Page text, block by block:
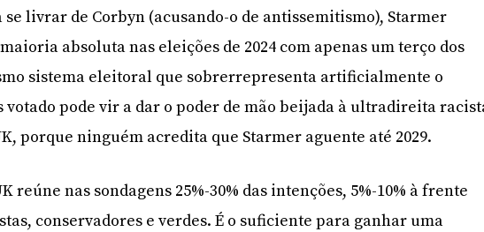
livrar de Corbyn (acusando-o de antissemitismo), Starmer
absoluta nas eleições de 2024 com apenas um terço dos
sistema eleitoral que sobrerrepresenta artificialmente o
votado pode vir a dar o poder de mão beijada à ultradireita
porque ninguém acredita que Starmer aguente até 2029.
reúne nas sondagens 25%-30% das intenções, 5%-10% à frente
conservadores e verdes. É o suficiente para ganhar uma